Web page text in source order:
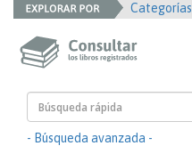
Categorías
- Búsqueda avanzada -